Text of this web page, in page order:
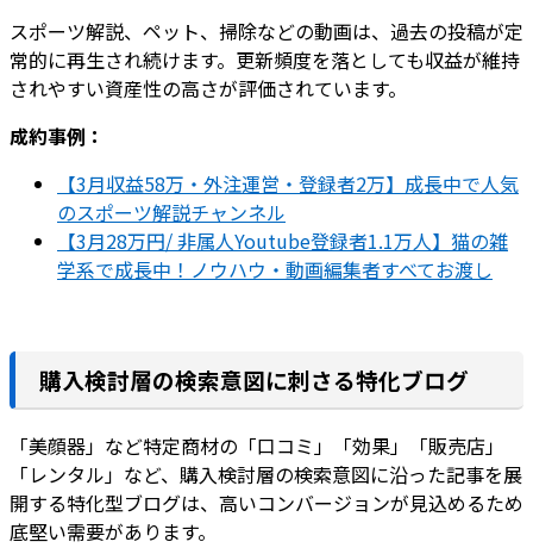
スポーツ解説、ペット、掃除などの動画は、過去の投稿が定
常的に再生され続けます。更新頻度を落としても収益が維持
されやすい資産性の高さが評価されています。
成約事例：
【3月収益58万・外注運営・登録者2万】成長中で人気
のスポーツ解説チャンネル
【3月28万円/ 非属人Youtube登録者1.1万人】猫の雑
学系で成長中！ノウハウ・動画編集者すべてお渡し
購入検討層の検索意図に刺さる特化ブログ
「美顔器」など特定商材の「口コミ」「効果」「販売店」
「レンタル」など、購入検討層の検索意図に沿った記事を展
開する特化型ブログは、高いコンバージョンが見込めるため
底堅い需要があります。